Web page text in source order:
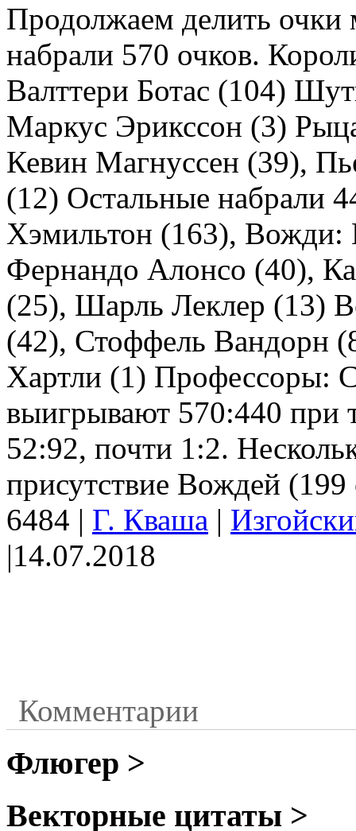
Продолжаем делить
набрали 570 очков.
Валттери Ботас (104)
Маркус Эрикссон (3)
Кевин Магнуссен (39),
(12) Остальные набрали
Хэмильтон (163), Вожди:
Фернандо Алонсо (40),
(25), Шарль Леклер (13)
(42), Стоффель Вандорн
Хартли (1) Профессоры:
выигрывают 570:440 при
52:92, почти 1:2.
присутствие Вождей (199
6484 | Г. Кваша |
|14.07.2018
Комментарии
Флюгер >
Векторные цитаты >